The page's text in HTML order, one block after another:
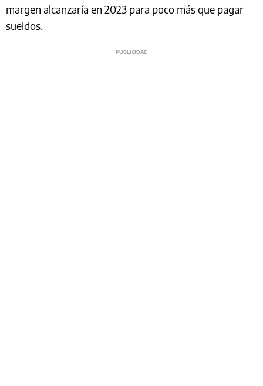
margen alcanzaría en 2023 para poco más que pagar
sueldos.